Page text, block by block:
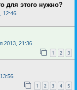
для этого нужно?
12:46
2013, 21:36
1 2 3
1 2 3 4 5